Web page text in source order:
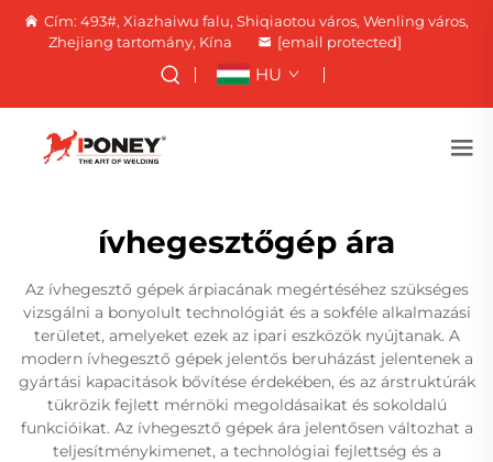
Cím: 493#, Xiazhaiwu falu, Shiqiaotou város, Wenling város,
Zhejiang tartomány, Kína
[email protected]
HU
ívhegesztőgép ára
Az ívhegesztő gépek árpiacának megértéséhez szükséges
vizsgálni a bonyolult technológiát és a sokféle alkalmazási
területet, amelyeket ezek az ipari eszközök nyújtanak. A
modern ívhegesztő gépek jelentős beruházást jelentenek a
gyártási kapacitások bővítése érdekében, és az árstruktúrák
tükrözik fejlett mérnöki megoldásaikat és sokoldalú
funkcióikat. Az ívhegesztő gépek ára jelentősen változhat a
teljesítménykimenet, a technológiai fejlettség és a